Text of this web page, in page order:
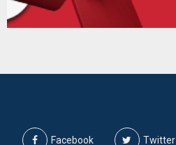
Facebook Twitter